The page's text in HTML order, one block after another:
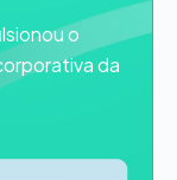
o
da